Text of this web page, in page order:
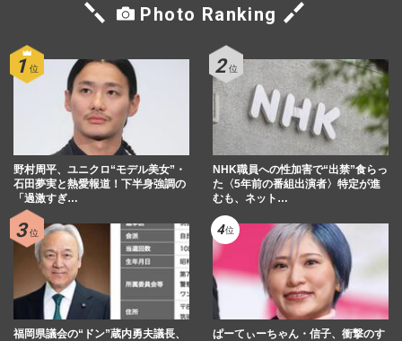
Photo Ranking
野村周平、ユニクロ“モデル美女”・
石田夢実と熱愛報道！下半身強調の
「過激すぎ…
NHK職員への性加害で“出禁”食らっ
た〈5年前の番組出演者〉特定が進
むも、ネット…
福岡県議会の“ドン”蔵内勇夫議長、
ぱーてぃーちゃん・信子、衝撃のす